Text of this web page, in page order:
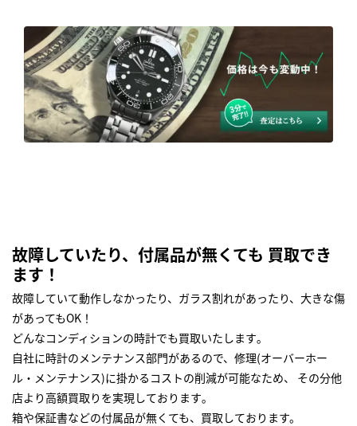
故障していたり、付属品が無くても 買取でき
ます！
故障していて動作しなかったり、ガラス割れがあったり、大きな傷
があってもOK！
どんなコンディションの時計でも買取いたします｡
自社に時計のメンテナンス部門があるので、修理(オーバーホー
ル・メンテナンス)に掛かるコストの削減が可能なため、 その分他
店より高額買取りを実現しております｡
箱や保証書などの付属品が無くても、買取しております。